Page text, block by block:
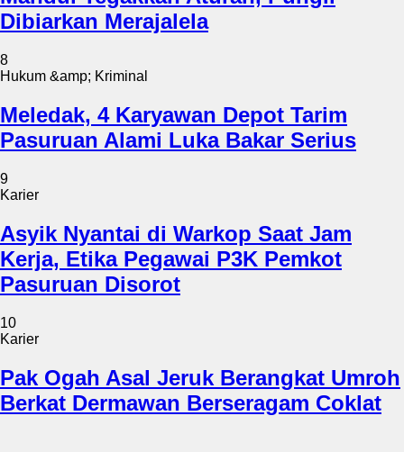
Dibiarkan Merajalela
8
Hukum &amp; Kriminal
Meledak, 4 Karyawan Depot Tarim
Pasuruan Alami Luka Bakar Serius
9
Karier
Asyik Nyantai di Warkop Saat Jam
Kerja, Etika Pegawai P3K Pemkot
Pasuruan Disorot
10
Karier
Pak Ogah Asal Jeruk Berangkat Umroh
Berkat Dermawan Berseragam Coklat